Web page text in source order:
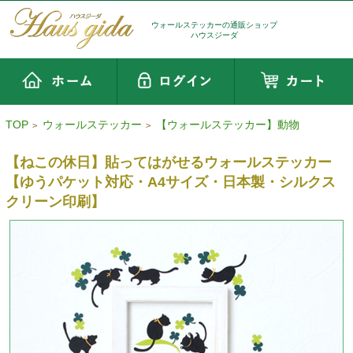
ウォールステッカーの通販ショップ
ハウスジーダ
TOP > ウォールステッカー > 【ウォールステッカー】動物
【ねこの休日】貼ってはがせるウォールステッカー
【ゆうパケット対応・A4サイズ・日本製・シルクス
クリーン印刷】